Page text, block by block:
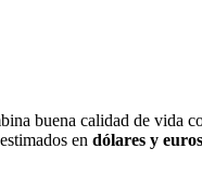
buena calidad de vida
en dólares y euros